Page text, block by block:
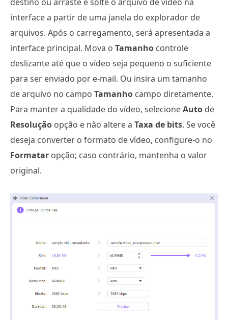
interface a partir de uma janela do explorador de
arquivos. Após o carregamento, será apresentada a
interface principal. Mova o Tamanho controle
deslizante até que o vídeo seja pequeno o suficiente
para ser enviado por e-mail. Ou insira um tamanho
de arquivo no campo Tamanho campo diretamente.
Para manter a qualidade do vídeo, selecioneAuto de
Resolução opção e não altere a Taxa de bits. Se você
deseja converter o formato de vídeo, configure-o no
Formatar opção; caso contrário, mantenha o valor
original.